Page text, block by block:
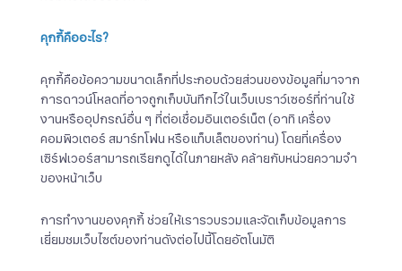
คุกกี้คืออะไร?
คุกกี้คือข้อความขนาดเล็กที่ประกอบด้วยส่วนของข้อมูลที่มาจาก
การดาวน์โหลดที่อาจถูกเก็บบันทึกไว้ในเว็บเบราว์เซอร์ที่ท่านใช้
งานหรืออุปกรณ์อื่น ๆ ที่ต่อเชื่อมอินเตอร์เน็ต (อาทิ เครื่อง
คอมพิวเตอร์ สมาร์ทโฟน หรือแท็บเล็ตของท่าน) โดยที่เครื่อง
เซิร์ฟเวอร์สามารถเรียกดูได้ในภายหลัง คล้ายกับหน่วยความจำ
ของหน้าเว็บ
การทำงานของคุกกี้ ช่วยให้เรารวบรวมและจัดเก็บข้อมูลการ
เยี่ยมชมเว็บไซต์ของท่านดังต่อไปนี้โดยอัตโนมัติ